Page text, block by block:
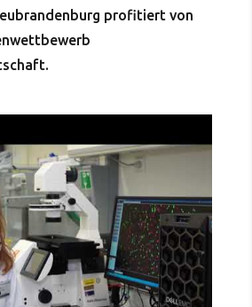
profitiert von